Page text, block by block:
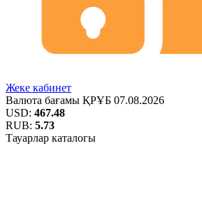
Жеке кабинет
Валюта бағамы ҚРҰБ 07.08.2026
USD: 467.48
RUB: 5.73
Тауарлар каталогы